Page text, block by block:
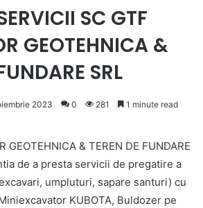
SC GTF
GEOTEHNICA &
SRL
2023 0 281 1 minute read
GEOTEHNICA & TEREN DE FUNDARE
de a presta servicii de pregatire a
umpluturi, sapare santuri) cu
KUBOTA, Buldozer pe